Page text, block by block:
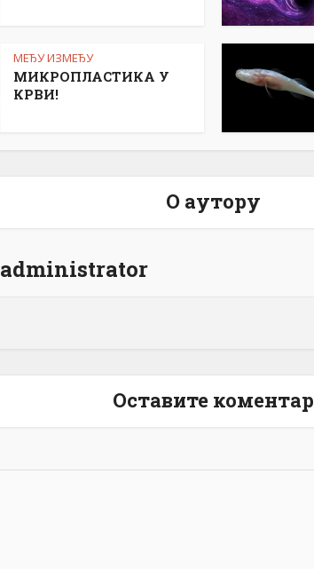
МЕЂУ ИЗМЕЂУ
МИКРОПЛАСТИКА У
КРВИ!
О аутору
administrator
Оставите коментар